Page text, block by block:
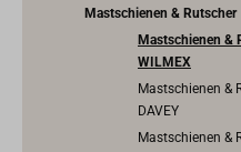
Mastschienen & Rutscher
Mastschienen &
WILMEX
Mastschienen &
DAVEY
Mastschienen &